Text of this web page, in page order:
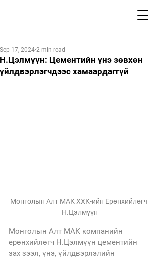
Н.Цэлмүүн: Цементийн үнэ зөвхөн
үйлдвэрлэгчдээс хамаардаггүй
Sep 17, 2024 2 min read
Монголын Алт МАК ХХК-ийн Ерөнхийлөгч
Н.Цэлмүүн
Монголын Алт МАК компанийн
ерөнхийлөгч Н.Цэлмүүн цементийн
зах зээл, үнэ, үйлдвэрлэлийн